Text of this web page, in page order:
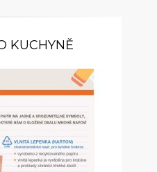
KUCHYNĚ